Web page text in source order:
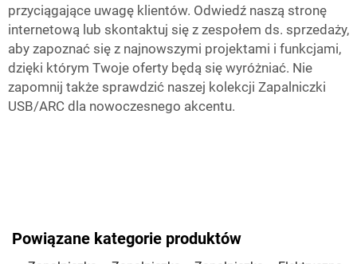
przyciągające uwagę klientów. Odwiedź naszą stronę
internetową lub skontaktuj się z zespołem ds. sprzedaży,
aby zapoznać się z najnowszymi projektami i funkcjami,
dzięki którym Twoje oferty będą się wyróżniać. Nie
zapomnij także sprawdzić naszej kolekcji Zapalniczki
USB/ARC dla nowoczesnego akcentu.
Powiązane kategorie produktów